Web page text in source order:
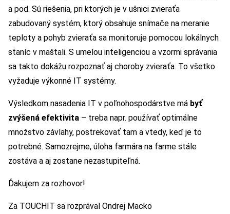
a pod. Sú riešenia, pri ktorých je v ušnici zvieraťa
zabudovaný systém, ktorý obsahuje snímače na meranie
teploty a pohyb zvieraťa sa monitoruje pomocou lokálnych
staníc v maštali. S umelou inteligenciou a vzormi správania
sa takto dokážu rozpoznať aj choroby zvieraťa. To všetko
vyžaduje výkonné IT systémy.
Výsledkom nasadenia IT v poľnohospodárstve má byť
zvýšená efektivita – treba napr. používať optimálne
množstvo závlahy, postrekovať tam a vtedy, keď je to
potrebné. Samozrejme, úloha farmára na farme stále
zostáva a aj zostane nezastupiteľná.
Ďakujem za rozhovor!
Za TOUCHIT sa rozprával Ondrej Macko